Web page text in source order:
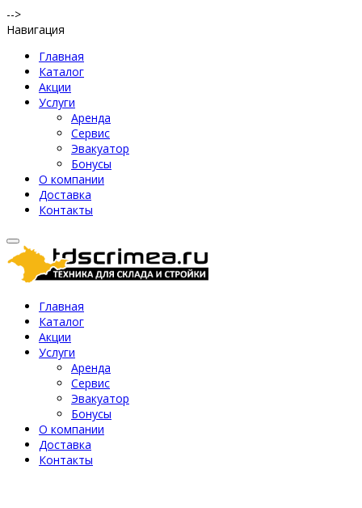
-->
Навигация
Главная
Каталог
Акции
Услуги
Аренда
Сервис
Эвакуатор
Бонусы
О компании
Доставка
Контакты
Главная
Каталог
Акции
Услуги
Аренда
Сервис
Эвакуатор
Бонусы
О компании
Доставка
Контакты